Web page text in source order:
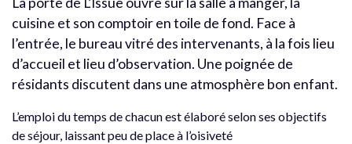
cuisine et son comptoir en toile de fond. Face à
l’entrée, le bureau vitré des intervenants, à la fois lieu
d’accueil et lieu d’observation. Une poignée de
résidants discutent dans une atmosphère bon enfant.
L’emploi du temps de chacun est élaboré selon ses objectifs
de séjour, laissant peu de place à l’oisiveté